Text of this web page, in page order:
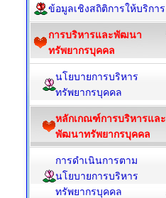
ข้อมูลเชิงสถิติการให้บริการ
การบริหารและพัฒนา
ทรัพยากรบุคคล
นโยบายการบริหาร
ทรัพยากรบุคคล
หลักเกณฑ์การบริหารและ
พัฒนาทรัพยากรบุคคล
การดำเนินการตาม
นโยบายการบริหาร
ทรัพยากรบุคคล